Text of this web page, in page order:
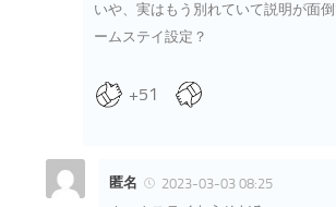
いや、実はもう別れていて説明が面
ームステイ設定？
+51
匿名
2023-03-03 08:25